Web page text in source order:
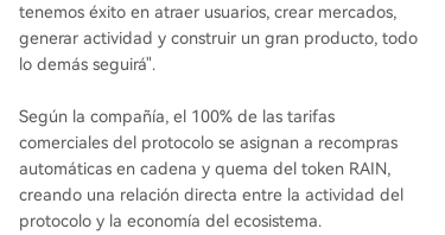
tenemos éxito en atraer usuarios, crear mercados,
generar actividad y construir un gran producto, todo
lo demás seguirá".
Según la compañía, el 100% de las tarifas
comerciales del protocolo se asignan a recompras
automáticas en cadena y quema del token RAIN,
creando una relación directa entre la actividad del
protocolo y la economía del ecosistema.